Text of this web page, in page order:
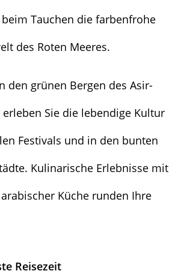
beim Tauchen die farbenfrohe
des Roten Meeres.
den grünen Bergen des Asir-
Sie die lebendige Kultur
Festivals und in den bunten
Kulinarische Erlebnisse mit
Küche runden Ihre
Reisezeit